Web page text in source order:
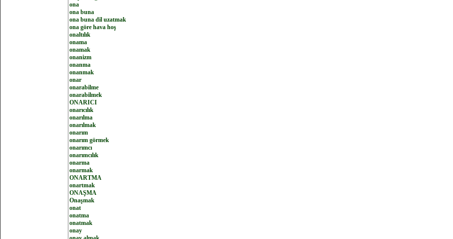
ona
ona buna
ona buna dil uzatmak
ona göre hava hoş
onaltılık
onama
onamak
onanizm
onanma
onanmak
onar
onarabilme
onarabilmek
ONARICI
onarıcılık
onarılma
onarılmak
onarım
onarım görmek
onarımcı
onarımcılık
onarma
onarmak
ONARTMA
onartmak
ONAŞMA
Onaşmak
onat
onatma
onatmak
onay